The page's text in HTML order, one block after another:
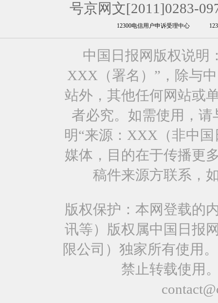
号京网文[2011]0283-
12300电信用户申诉受理中心
中国日报网版权说明
XXX（署名）”，除与
站外，其他任何网站或
者必究。如需使用，请
明“来源：XXX（非中
媒体，目的在于传播更
稿件来源方联系，
版权保护：本网登载的
讯等）版权属中国日报
限公司）独家所有使用
禁止转载使用